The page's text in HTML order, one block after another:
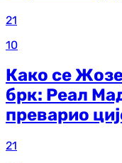
21
10
Како се
брк: Реал
преварио
21